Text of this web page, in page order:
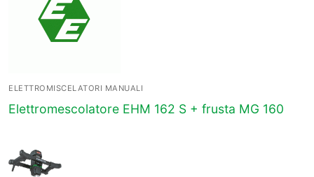
ELETTROMISCELATORI MANUALI
Elettromescolatore EHM 162 S + frusta MG 160